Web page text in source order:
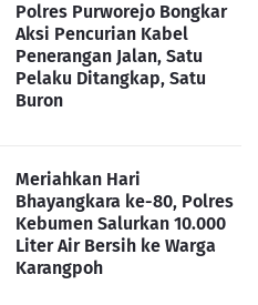
Polres Purworejo Bongkar
Aksi Pencurian Kabel
Penerangan Jalan, Satu
Pelaku Ditangkap, Satu
Buron
Meriahkan Hari
Bhayangkara ke-80, Polres
Kebumen Salurkan 10.000
Liter Air Bersih ke Warga
Karangpoh